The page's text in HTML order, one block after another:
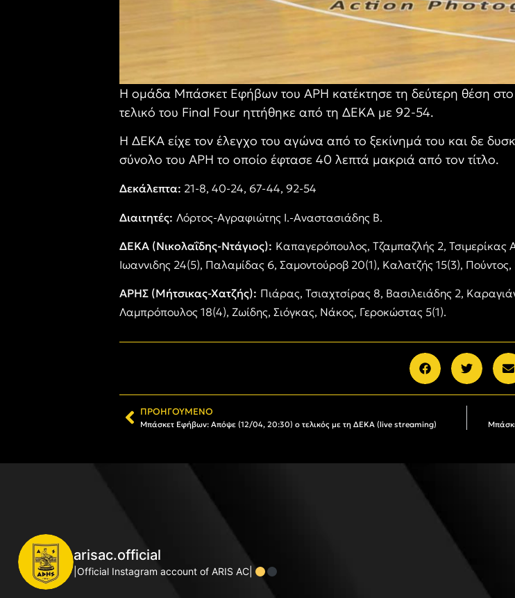
Η ομάδα Μπάσκετ Εφήβων του ΑΡΗ κατέκτησε τη δεύτερη θέση
τελικό του Final Four ηττήθηκε από τη ΔΕΚΑ με 92-54.
Η ΔΕΚΑ είχε τον έλεγχο του αγώνα από το ξεκίνημά του και δε
σύνολο του ΑΡΗ το οποίο έφτασε 40 λεπτά μακριά από τον τίτλο.
Δεκάλεπτα: 21-8, 40-24, 67-44, 92-54
Διαιτητές: Λόρτος-Αγραφιώτης Ι.-Αναστασιάδης Β.
ΔΕΚΑ (Νικολαΐδης-Ντάγιος): Καπαγερόπουλος, Τζαμπαζλής 2, Τσιμερίκας
Ιωαννιδης 24(5), Παλαμίδας 6, Σαμοντούροβ 20(1), Καλατζής 15(3),
ΑΡΗΣ (Μήτσικας-Χατζής): Πιάρας, Τσιαχτσίρας 8, Βασιλειάδης 2,
Λαμπρόπουλος 18(4), Ζωίδης, Σιόγκας, Νάκος, Γεροκώστας 5(1).
ΠΡΟΗΓΟΎΜΕΝΟ
Μπάσκετ Εφήβων: Απόψε (12/04, 20:30) ο τελικός με τη ΔΕΚΑ (live streaming)
arisac.official
|Official Instagram account of ARIS AC|